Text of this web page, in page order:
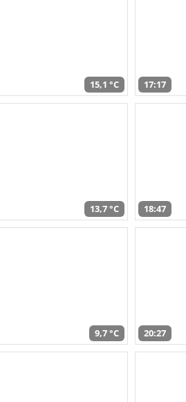
15,1 °C 17:17
13,7 °C 18:47
9,7 °C 20:27